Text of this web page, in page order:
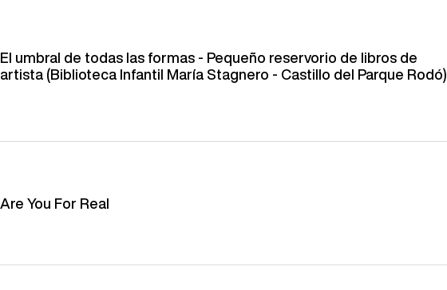
El umbral de todas las formas - Pequeño reservorio de libros de
artista (Biblioteca Infantil María Stagnero - Castillo del Parque Rodó)
Are You For Real